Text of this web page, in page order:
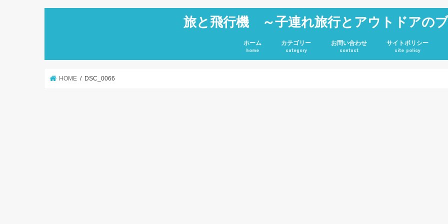
旅と飛行機 ～子連れ旅行とアウトドアの
ホーム
home
カテゴリー
category
お問い合わせ
contact
サイトポリシー
site policy
HOME DSC_0066